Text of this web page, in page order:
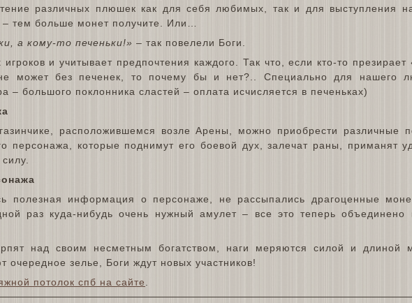
различных плюшек как для себя любимых, так и для выступления
тем больше монет получите. Или…
а кому-то печеньки!» – так повелели Боги.
и учитывает предпочтения каждого. Так что, если кто-то презирает
может без печенек, то почему бы и нет?.. Специально для нашего
– большого поклонника сластей – оплата исчисляется в печеньках)
расположившемся возле Арены, можно приобрести различные
персонажа, которые поднимут его боевой дух, залечат раны, приманят
полезная информация о персонаже, не рассыпались драгоценные
раз куда-нибудь очень нужный амулет – все это теперь объединено
над своим несметным богатством, наги меряются силой и длиной
очередное зелье, Боги ждут новых участников!
потолок спб на сайте